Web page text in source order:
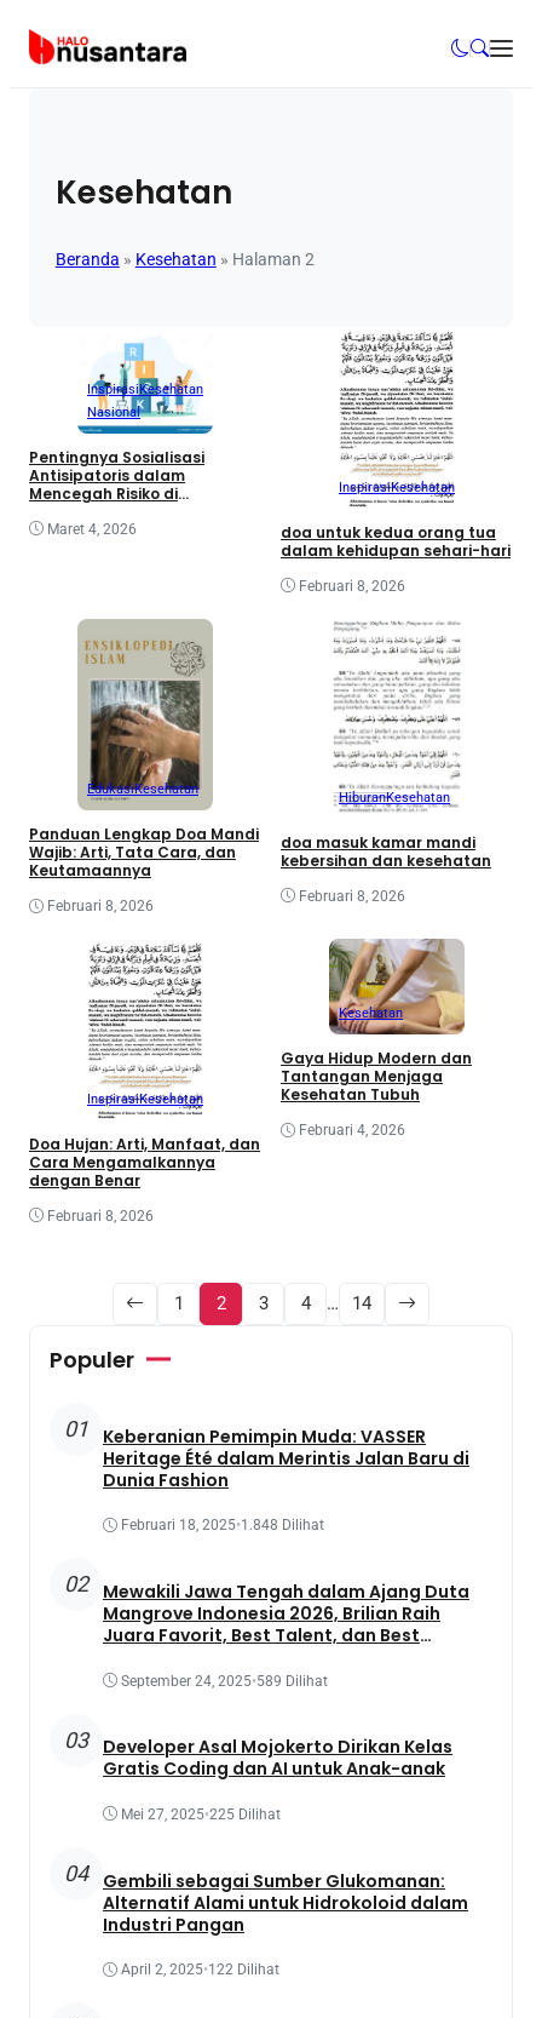
Kesehatan
Beranda » Kesehatan » Halaman 2
InspirasiKesehatan
Nasional
Pentingnya Sosialisasi
Antisipatoris dalam
Mencegah Risiko di
Maret 4, 2026
InspirasiKesehatan
doa untuk kedua orang tua
dalam kehidupan sehari-hari
Februari 8, 2026
EdukasiKesehatan
Panduan Lengkap Doa Mandi
Wajib: Arti, Tata Cara, dan
Keutamaannya
Februari 8, 2026
HiburanKesehatan
doa masuk kamar mandi
kebersihan dan kesehatan
Februari 8, 2026
InspirasiKesehatan
Doa Hujan: Arti, Manfaat, dan
Cara Mengamalkannya
dengan Benar
Februari 8, 2026
Kesehatan
Gaya Hidup Modern dan
Tantangan Menjaga
Kesehatan Tubuh
Februari 4, 2026
1 2 3 4 … 14
Populer
01
Keberanian Pemimpin Muda: VASSER
Heritage Été dalam Merintis Jalan Baru di
Dunia Fashion
Februari 18, 2025•1.848 Dilihat
02
Mewakili Jawa Tengah dalam Ajang Duta
Mangrove Indonesia 2026, Brilian Raih
Juara Favorit, Best Talent, dan Best
September 24, 2025•589 Dilihat
03
Developer Asal Mojokerto Dirikan Kelas
Gratis Coding dan AI untuk Anak-anak
Mei 27, 2025•225 Dilihat
04
Gembili sebagai Sumber Glukomanan:
Alternatif Alami untuk Hidrokoloid dalam
Industri Pangan
April 2, 2025•122 Dilihat